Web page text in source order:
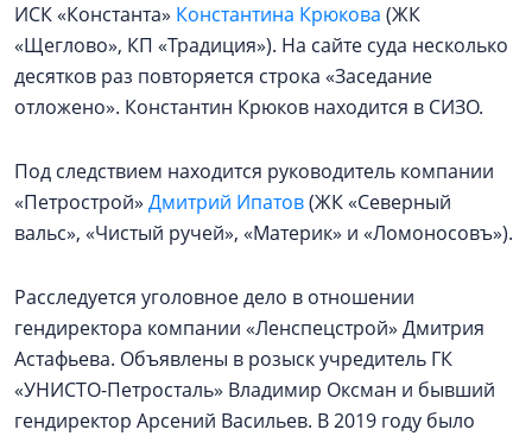
ИСК «Константа» Константина Крюкова (ЖК
«Щеглово», КП «Традиция»). На сайте суда несколько
десятков раз повторяется строка «Заседание
отложено». Константин Крюков находится в СИЗО.
Под следствием находится руководитель компании
«Петрострой» Дмитрий Ипатов(ЖК «Северный
вальс», «Чистый ручей», «Материк» и «Ломоносовъ»).
Расследуется уголовное дело в отношении
гендиректора компании «Ленспецстрой» Дмитрия
Астафьева. Объявлены в розыск учредитель ГК
«УНИСТО-Петросталь» Владимир Оксман и бывший
гендиректор Арсений Васильев. В 2019 году было